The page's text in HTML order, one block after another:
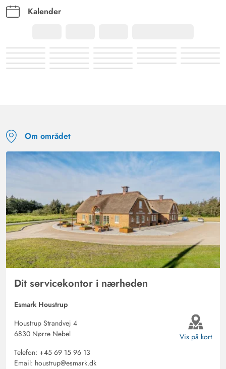
Kalender
Om området
Dit servicekontor i nærheden
Esmark Houstrup
Houstrup Strandvej 4
6830 Nørre Nebel
Telefon: +45 69 15 96 13
Email: houstrup@esmark.dk
Vis på kort